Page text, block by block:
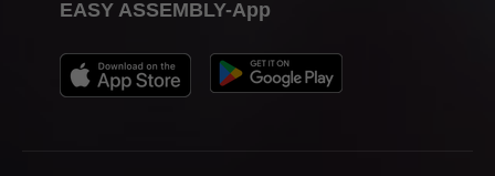
EASY ASSEMBLY-App